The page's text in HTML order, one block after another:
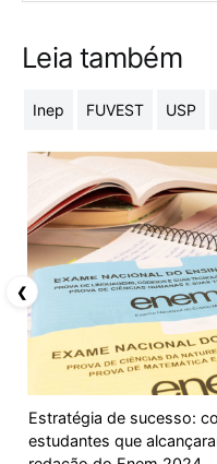
Leia também
Inep FUVEST USP
Estratégia de sucesso:
estudantes que
❮